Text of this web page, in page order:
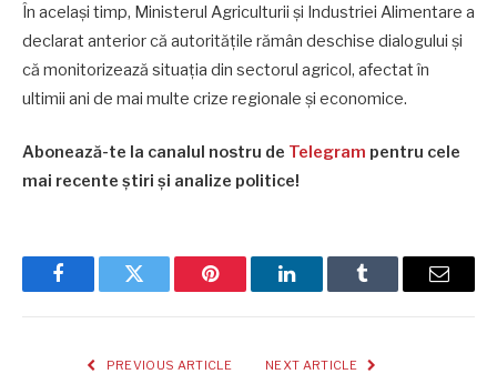
În același timp, Ministerul Agriculturii și Industriei Alimentare a
declarat anterior că autoritățile rămân deschise dialogului și
că monitorizează situația din sectorul agricol, afectat în
ultimii ani de mai multe crize regionale și economice.
Abonează-te la canalul nostru de Telegram pentru cele
mai recente știri și analize politice!
FacebookTwitter Pinterest LinkedInTumblr Email
PREVIOUS ARTICLE NEXT ARTICLE